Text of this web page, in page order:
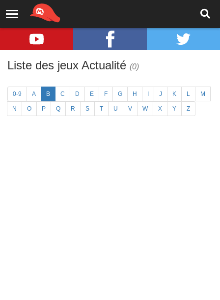
Liste des jeux Actualité (0)
0-9 A B C D E F G H J K L M
N O P Q R S T U V W X Y Z